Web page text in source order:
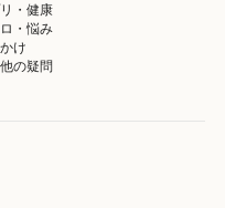
・健康
・悩み
け
の疑問